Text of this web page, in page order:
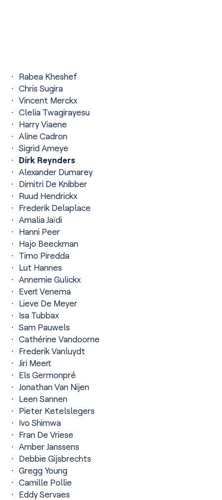
Rabea Kheshef
Chris Sugira
Vincent Merckx
Clelia Twagirayesu
Harry Viaene
Aline Cadron
Sigrid Ameye
Dirk Reynders
Alexander Dumarey
Dimitri De Knibber
Ruud Hendrickx
Frederik Delaplace
Amalia Jaïdi
Hanni Peer
Hajo Beeckman
Timo Piredda
Lut Hannes
Annemie Gulickx
Evert Venema
Lieve De Meyer
Isa Tubbax
Sam Pauwels
Cathérine Vandoorne
Frederik Vanluydt
Jiri Meert
Els Germonpré
Jonathan Van Nijen
Leen Sannen
Pieter Ketelslegers
Ivo Shimwa
Fran De Vriese
Amber Janssens
Debbie Gijsbrechts
Gregg Young
Camille Pollie
Eddy Servaes